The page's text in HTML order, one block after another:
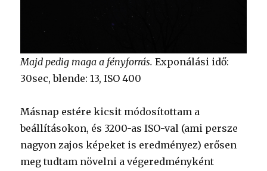
Majd pedig maga a fényforrás. Exponálási idő:
30sec, blende: 13, ISO 400
Másnap estére kicsit módosítottam a
beállításokon, és 3200-as ISO-val (ami persze
nagyon zajos képeket is eredményez) erősen
meg tudtam növelni a végeredményként